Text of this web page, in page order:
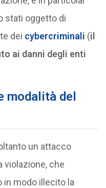
stati oggetto di
dei cybercriminali (il
ai danni degli enti
del
un attacco
violazione, che
modo illecito la